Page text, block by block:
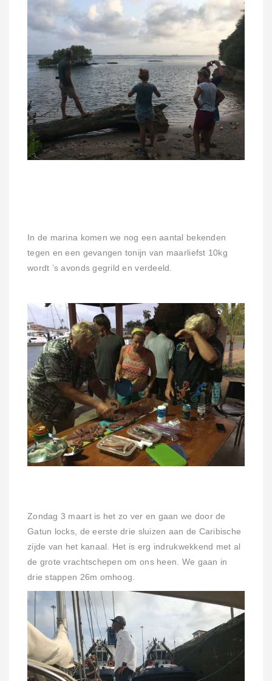
In de marina komen we nog een aantal bekenden
tegen en een gevangen tonijn van maarliefst 10kg
wordt ’s avonds gegrild en verdeeld.
Zondag 3 maart is het zo ver en gaan we door de
Gatun locks, de eerste drie sluizen aan de Caribische
zijde van het kanaal. Het is erg indrukwekkend met al
de grote vrachtschepen om ons heen. We gaan in
drie stappen 26m omhoog.